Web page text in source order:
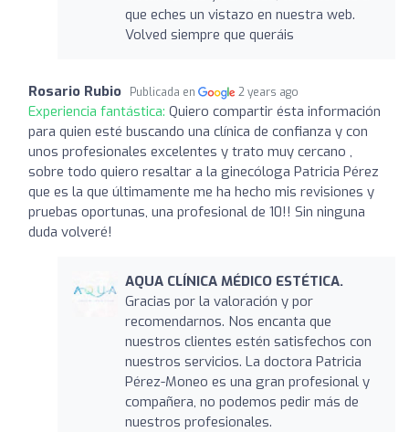
que eches un vistazo en nuestra web.
Volved siempre que queráis
Rosario Rubio Publicada en 2 years ago
Experiencia fantástica: Quiero compartir ésta información
para quien esté buscando una clínica de confianza y con
unos profesionales excelentes y trato muy cercano ,
sobre todo quiero resaltar a la ginecóloga Patricia Pérez
que es la que últimamente me ha hecho mis revisiones y
pruebas oportunas, una profesional de 10!! Sin ninguna
duda volveré!
AQUA CLÍNICA MÉDICO ESTÉTICA.
Gracias por la valoración y por
recomendarnos. Nos encanta que
nuestros clientes estén satisfechos con
nuestros servicios. La doctora Patricia
Pérez-Moneo es una gran profesional y
compañera, no podemos pedir más de
nuestros profesionales.